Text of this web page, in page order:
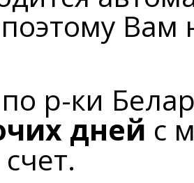
поэтому
р-ки
дней с